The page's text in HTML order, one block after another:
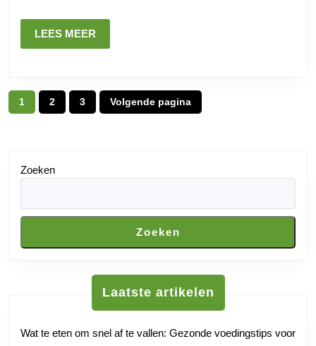
LEES MEER
MEER
Posts
pagination
Pagina
1
Pagina
2
Pagina
3 Volgende pagina
Zoeken
Zoeken
Laatste artikelen
Wat te eten om snel af te vallen: Gezonde voedingstips voor